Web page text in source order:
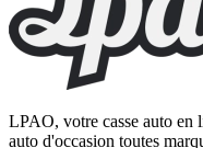
LPAO, votre casse auto en
auto d'occasion toutes